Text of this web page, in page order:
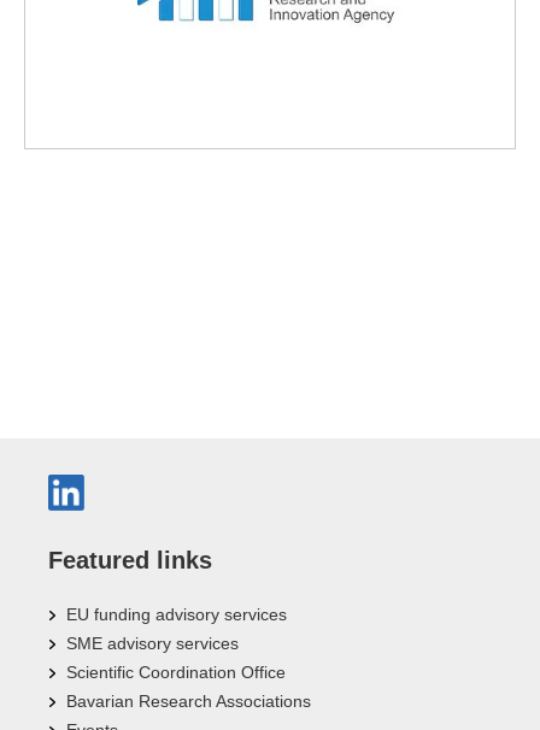
Featured links
EU funding advisory services
SME advisory services
Scientific Coordination Office
Bavarian Research Associations